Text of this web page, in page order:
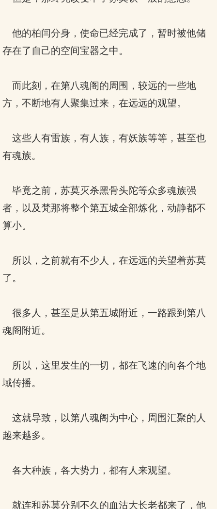
他的柏闫分身，使命已经完成了，暂时被他储
存在了自己的空间宝器之中。
而此刻，在第八魂阁的周围，较远的一些地
方，不断地有人聚集过来，在远远的观望。
这些人有雷族，有人族，有妖族等等，甚至也
有魂族。
毕竟之前，苏莫灭杀黑骨头陀等众多魂族强
者，以及梵那将整个第五城全部炼化，动静都不
算小。
所以，之前就有不少人，在远远的关望着苏莫
了。
很多人，甚至是从第五城附近，一路跟到第八
魂阁附近。
所以，这里发生的一切，都在飞速的向各个地
域传播。
这就导致，以第八魂阁为中心，周围汇聚的人
越来越多。
各大种族，各大势力，都有人来观望。
就连和苏莫分别不久的血沽大长老都来了，他